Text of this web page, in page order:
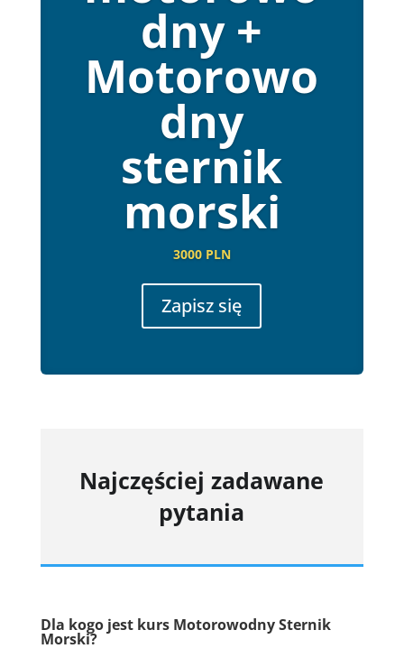
dny +
Motorowo
dny
sternik
morski
3000 PLN
Zapisz się
Najczęściej zadawane
pytania
Dla kogo jest kurs Motorowodny Sternik
Morski?